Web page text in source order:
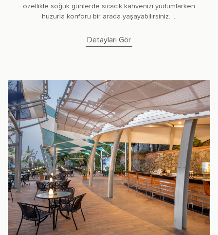
özellikle soğuk günlerde sıcacık kahvenizi yudumlarken
huzurla konforu bir arada yaşayabilirsiniz. ...
Detayları Gör